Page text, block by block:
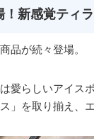
！新感覚ティ
品が続々登場。
愛らしいアイス
」を取り揃え、